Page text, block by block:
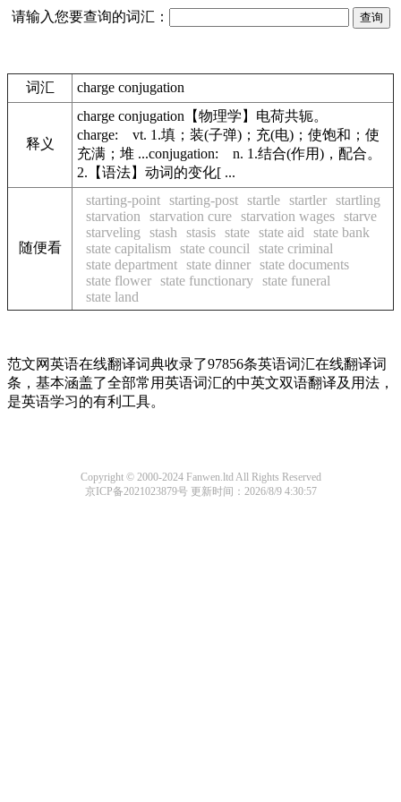
请输入您要查询的词汇：
词汇 charge conjugation
释义
charge conjugation【物理学】电荷共轭。
charge: vt. 1.填；装(子弹)；充(电)；使饱和；使
充满；堆 ...conjugation: n. 1.结合(作用)，配合。
2.【语法】动词的变化[ ...
随便看
starting-point starting-post startle startler startling
starvation
starvation cure starvation wages starve
starveling
stash stasis state state aid
state bank
state capitalism
state council
state criminal
state department state dinner state documents
state flower state functionary state funeral
state land
范文网英语在线翻译词典收录了97856条英语词汇在线翻译词
条，基本涵盖了全部常用英语词汇的中英文双语翻译及用法，
是英语学习的有利工具。
Copyright © 2000-2024 Fanwen.ltd All Rights Reserved
京ICP备2021023879号更新时间：2026/8/9 4:30:57